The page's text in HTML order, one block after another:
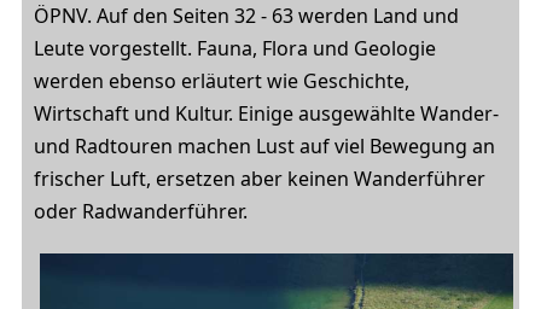
ÖPNV. Auf den Seiten 32 - 63 werden Land und
Leute vorgestellt. Fauna, Flora und Geologie
werden ebenso erläutert wie Geschichte,
Wirtschaft und Kultur. Einige ausgewählte Wander-
und Radtouren machen Lust auf viel Bewegung an
frischer Luft, ersetzen aber keinen Wanderführer
oder Radwanderführer.